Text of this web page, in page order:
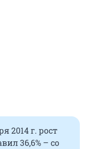
2014 г. рост
36,6% – со